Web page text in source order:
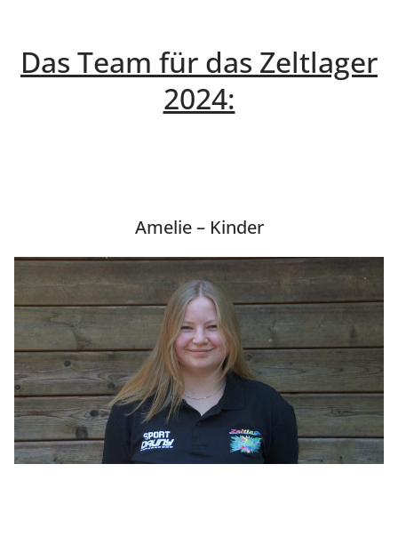
Das Team für das Zeltlager
2024:
Amelie – Kinder